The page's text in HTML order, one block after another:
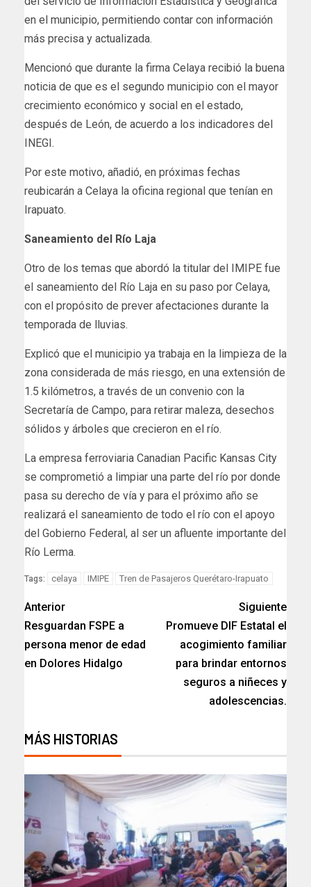
en el municipio, permitiendo contar con información
más precisa y actualizada.
Mencionó que durante la firma Celaya recibió la buena
noticia de que es el segundo municipio con el mayor
crecimiento económico y social en el estado,
después de León, de acuerdo a los indicadores del
INEGI.
Por este motivo, añadió, en próximas fechas
reubicarán a Celaya la oficina regional que tenían en
Irapuato.
Saneamiento del Río Laja
Otro de los temas que abordó la titular del IMIPE fue
el saneamiento del Río Laja en su paso por Celaya,
con el propósito de prever afectaciones durante la
temporada de lluvias.
Explicó que el municipio ya trabaja en la limpieza de la
zona considerada de más riesgo, en una extensión de
1.5 kilómetros, a través de un convenio con la
Secretaría de Campo, para retirar maleza, desechos
sólidos y árboles que crecieron en el río.
La empresa ferroviaria Canadian Pacific Kansas City
se comprometió a limpiar una parte del río por donde
pasa su derecho de vía y para el próximo año se
realizará el saneamiento de todo el río con el apoyo
del Gobierno Federal, al ser un afluente importante del
Río Lerma.
Tags: celaya IMIPE Tren de Pasajeros Querétaro-Irapuato
Anterior
Resguardan FSPE a
persona menor de edad
en Dolores Hidalgo
Siguiente
Promueve DIF Estatal el
acogimiento familiar
para brindar entornos
seguros a niñeces y
adolescencias.
MÁS HISTORIAS